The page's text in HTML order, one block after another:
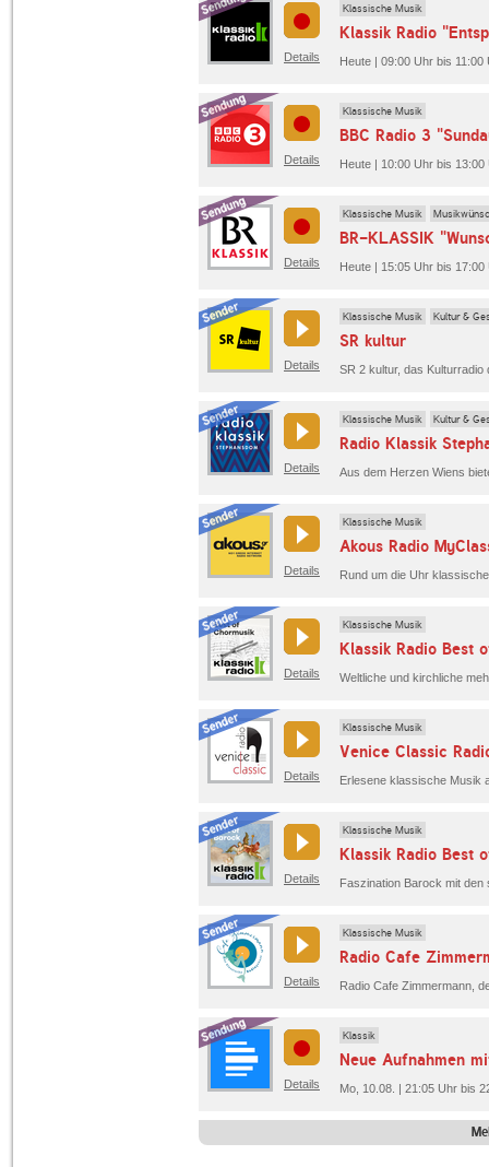
Details
Klassische Musik
Klassik Radio
Heute | 09:00 Uhr bis 11:00
Details
Klassische Musik
BBC Radio 3
Heute | 10:00 Uhr bis 13:00
Details
Klassische Musik
BR-KLASSIK
Heute | 15:05 Uhr bis 17:00
Details
Klassische Musik Kultur &
SR kultur
Details
Klassische Musik Kultur &
Radio Klassik
Details
Klassische Musik
Akous Radio
Rund um die Uhr
Details
Klassische Musik
Klassik Radio Best
Weltliche und kirchliche
Details
Klassische Musik
Venice Classic
Details
Klassische Musik
Klassik Radio Best
Details
Klassische Musik
Radio Cafe
Radio Cafe Zimmermann,
Details
Klassik
Mo, 10.08. | 21:05 Uhr bis